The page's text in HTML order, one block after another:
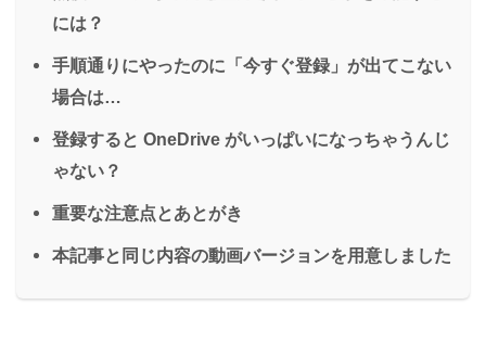
には？
手順通りにやったのに「今すぐ登録」が出てこない
場合は…
登録すると OneDrive がいっぱいになっちゃうんじ
ゃない？
重要な注意点とあとがき
本記事と同じ内容の動画バージョンを用意しました